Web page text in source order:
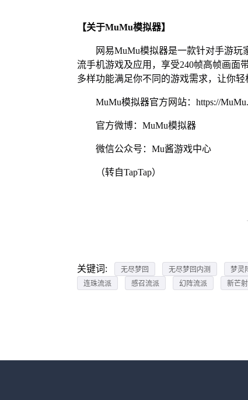
【关于MuMu模拟器】
网易MuMu模拟器是一款针对手游
流手机游戏及应用，享受240帧高帧画面
多样功能满足你不同的游戏需求，让你轻
MuMu模拟器官方网站：https://
官方微博：MuMu模拟器
微信公众号：Mu酱游戏中心
（转自TapTap）
关键词: 无尽梦回 无尽梦回内测 梦灵
连珠流派
感召流派 幻阵流派 新芒